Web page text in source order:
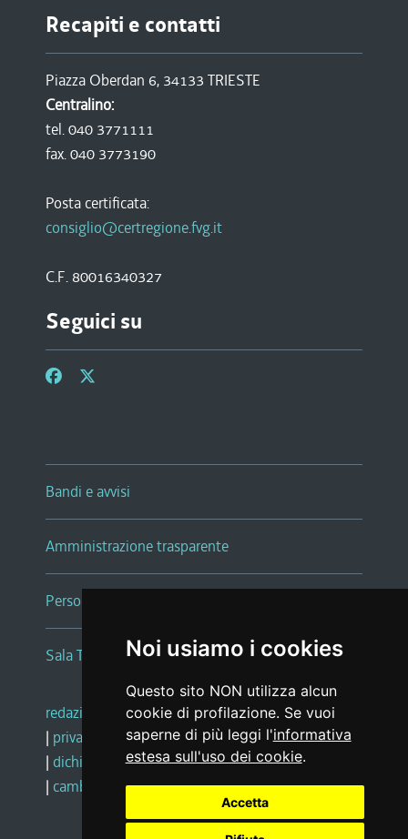
Noi usiamo i cookies
Questo sito NON utilizza alcun
cookie di profilazione. Se vuoi
saperne di più leggi l'informativa
estesa sull'uso dei cookie.
Accetta
Recapiti e contatti
Piazza Oberdan 6, 34133 TRIESTE
Centralino:
tel. 040 3771111
fax. 040 3773190
Posta certificata:
consiglio@certregione.fvg.it
C.F. 80016340327
Seguici su
Bandi e avvisi
Amministrazione trasparente
Persone e Uffici
Sala Tiziano Tessitori
redazione web |note legali |glossario
| privacy
social media policy
| dichiarazione di accessibilità |feedback
| cambio preferenze cookie